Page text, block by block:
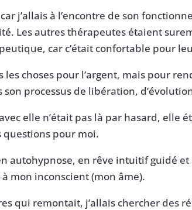
j’allais à l’encontre de son
Les autres thérapeutes étaient
car c’était confortable pour
choses pour l’argent, mais pour
processus de libération,
elle n’était pas là par hasard, elle
questions pour moi.
autohypnose, en rêve intuitif guidé et
mon inconscient (mon âme).
qui remontait, j’allais chercher des